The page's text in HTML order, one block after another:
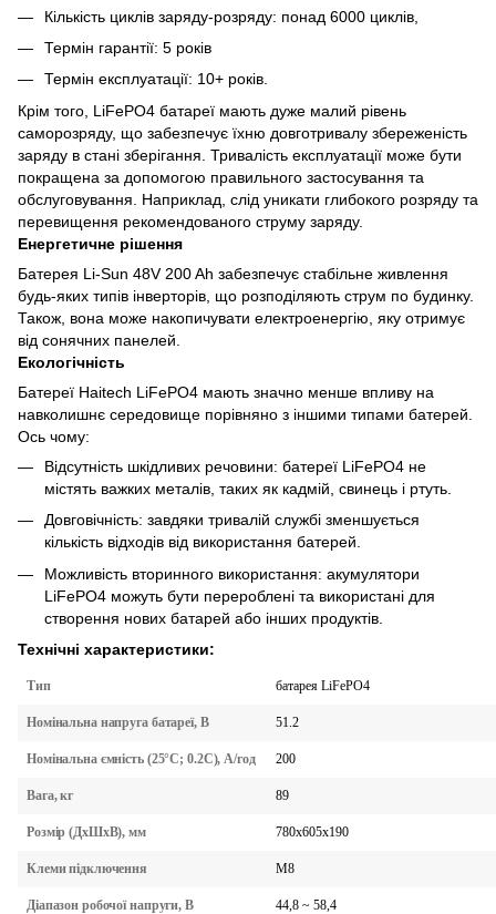
Кількість циклів заряду-розряду: понад 6000 циклів,
Термін гарантії: 5 років
Термін експлуатації: 10+ років.
Крім того, LiFePO4 батареї мають дуже малий рівень
саморозряду, що забезпечує їхню довготривалу збереженість
заряду в стані зберігання. Тривалість експлуатації може бути
покращена за допомогою правильного застосування та
обслуговування. Наприклад, слід уникати глибокого розряду та
перевищення рекомендованого струму заряду.
Енергетичне рішення
Батерея Li-Sun 48V 200 Ah забезпечує стабільне живлення
будь-яких типів інверторів, що розподіляють струм по будинку.
Також, вона може накопичувати електроенергію, яку отримує
від сонячних панелей.
Екологічність
Батереї Haitech LiFePO4 мають значно менше впливу на
навколишнє середовище порівняно з іншими типами батерей.
Ось чому:
Відсутність шкідливих речовини: батереї LiFePO4 не
містять важких металів, таких як кадмій, свинець і ртуть.
Довговічність: завдяки тривалій службі зменшується
кількість відходів від використання батерей.
Можливість вторинного використання: акумулятори
LiFePO4 можуть бути перероблені та використані для
створення нових батарей або інших продуктів.
Технічні характеристики:
Тип батарея LiFePO4
Номінальна напруга батареї, В 51.2
Номінальна ємність (25°C; 0.2С), А/год 200
Вага, кг 89
Розмір (ДхШхВ), мм 780x605x190
Клеми підключення M8
Діапазон робочої напруги, В 44,8 ~ 58,4